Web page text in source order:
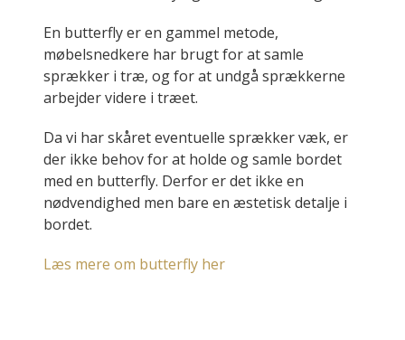
En butterfly er en gammel metode,
møbelsnedkere har brugt for at samle
sprækker i træ, og for at undgå sprækkerne
arbejder videre i træet.
Da vi har skåret eventuelle sprækker væk, er
der ikke behov for at holde og samle bordet
med en butterfly. Derfor er det ikke en
nødvendighed men bare en æstetisk detalje i
bordet.
Læs mere om butterfly her